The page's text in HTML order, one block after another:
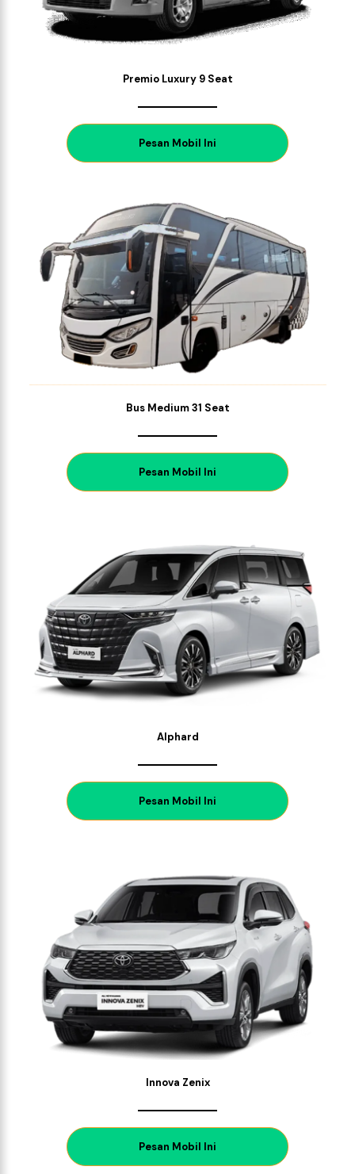
Premio Luxury 9 Seat
Pesan Mobil Ini
Bus Medium 31 Seat
Pesan Mobil Ini
Alphard
Pesan Mobil Ini
Innova Zenix
Pesan Mobil Ini